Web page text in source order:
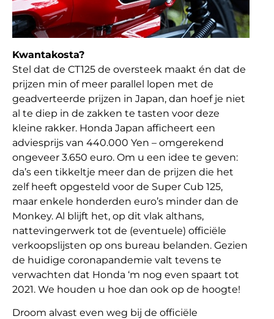
Kwantakosta?
Stel dat de CT125 de oversteek maakt én dat de
prijzen min of meer parallel lopen met de
geadverteerde prijzen in Japan, dan hoef je niet
al te diep in de zakken te tasten voor deze
kleine rakker. Honda Japan afficheert een
adviesprijs van 440.000 Yen – omgerekend
ongeveer 3.650 euro. Om u een idee te geven:
da’s een tikkeltje meer dan de prijzen die het
zelf heeft opgesteld voor de Super Cub 125,
maar enkele honderden euro’s minder dan de
Monkey. Al blijft het, op dit vlak althans,
nattevingerwerk tot de (eventuele) officiële
verkoopslijsten op ons bureau belanden. Gezien
de huidige coronapandemie valt tevens te
verwachten dat Honda ‘m nog even spaart tot
2021. We houden u hoe dan ook op de hoogte!
Droom alvast even weg bij de officiële